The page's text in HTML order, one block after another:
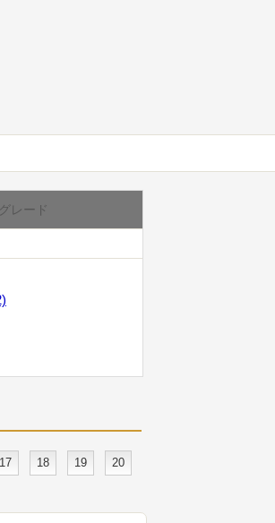
グレード
17 18 19
20